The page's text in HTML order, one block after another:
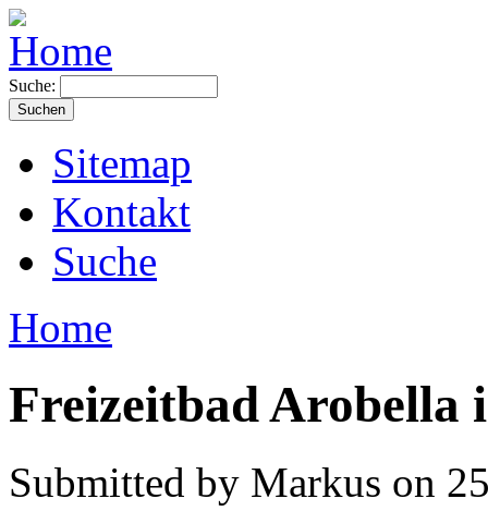
Suche:
Sitemap
Kontakt
Suche
Home
Freizeitbad Arobella
Submitted by Markus on